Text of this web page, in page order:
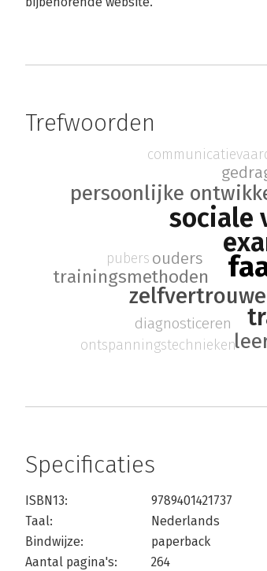
Trefwoorden
sociale
persoonlijke
trainingsmethoden
ouders
diagnosticeren
ontspanningstechnieken
pubers
Specificaties
ISBN13:
9789401421737
Taal:
Nederlands
Bindwijze:
paperback
Aantal pagina's:
264